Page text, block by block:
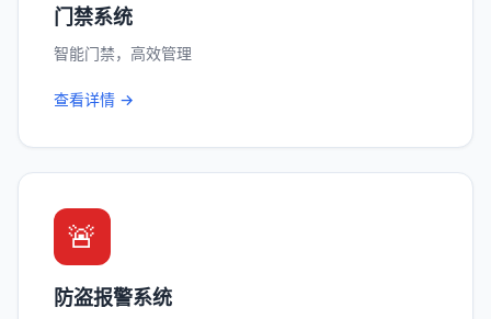
门禁系统
智能门禁，高效管理
查看详情 →
🚨
防盗报警系统